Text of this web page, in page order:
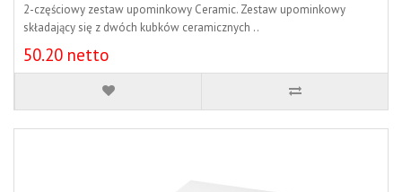
2-częściowy zestaw upominkowy Ceramic. Zestaw upominkowy
składający się z dwóch kubków ceramicznych ..
50.20 netto